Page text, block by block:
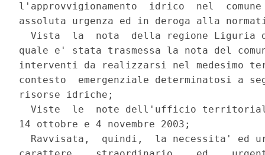
l'approvvigionamento  idrico  nel
assoluta urgenza ed in deroga alla
Vista  la  nota  della regione Liguria
quale e' stata trasmessa la nota del
interventi da realizzarsi nel medesimo
contesto  emergenziale determinatosi a
risorse idriche;
Viste  le  note dell'ufficio
14 ottobre e 4 novembre 2003;
Ravvisata,  quindi,  la necessita' ed